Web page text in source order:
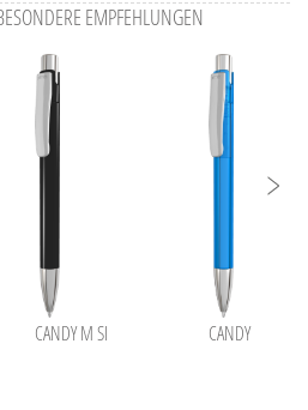
EMPFEHLUNGEN
CANDY M SI CANDY